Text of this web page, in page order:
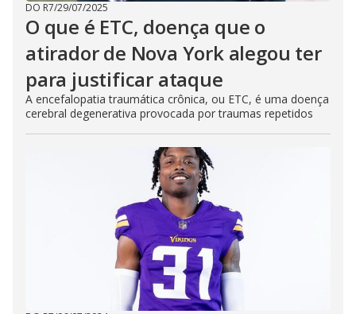
DO R7/29/07/2025
O que é ETC, doença que o
atirador de Nova York alegou ter
para justificar ataque
A encefalopatia traumática crônica, ou ETC, é uma doença
cerebral degenerativa provocada por traumas repetidos